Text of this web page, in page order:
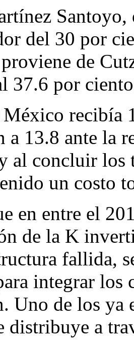
del 30 por
de
37.6 por
recibía
a 13.8 ante la
al concluir
un costo
en entre el
de la K
fallida,
integrar los
Uno de los ya
distribuye a